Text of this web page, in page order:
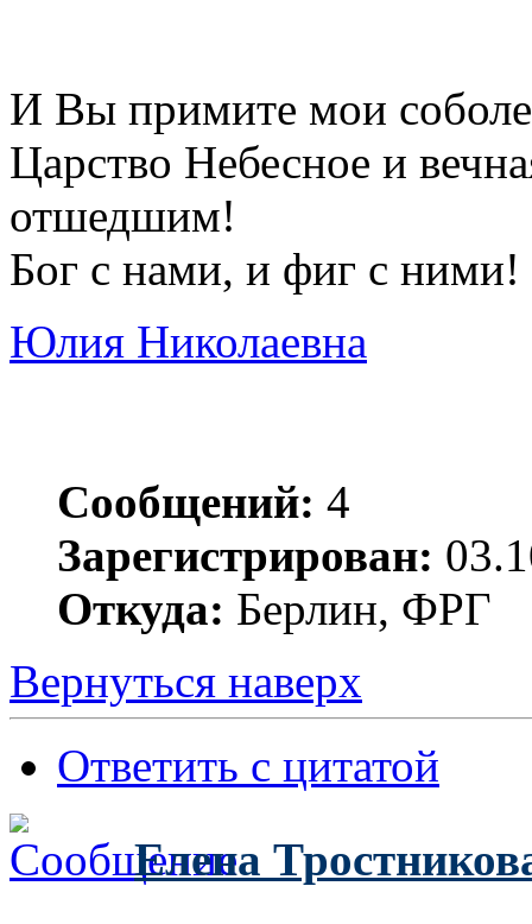
И Вы примите мои
Царство Небесное и
отшедшим!
Бог с нами, и фиг с ними!
Юлия Николаевна
Сообщений: 4
Зарегистрирован:
Откуда: Берлин, ФРГ
Вернуться наверх
Ответить с цитатой
Елена